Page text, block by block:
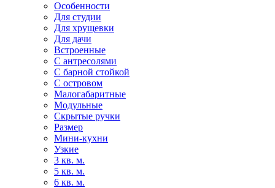
Особенности
Для студии
Для хрущевки
Для дачи
Встроенные
С антресолями
С барной стойкой
С островом
Малогабаритные
Модульные
Скрытые ручки
Размер
Мини-кухни
Узкие
3 кв. м.
5 кв. м.
6 кв. м.